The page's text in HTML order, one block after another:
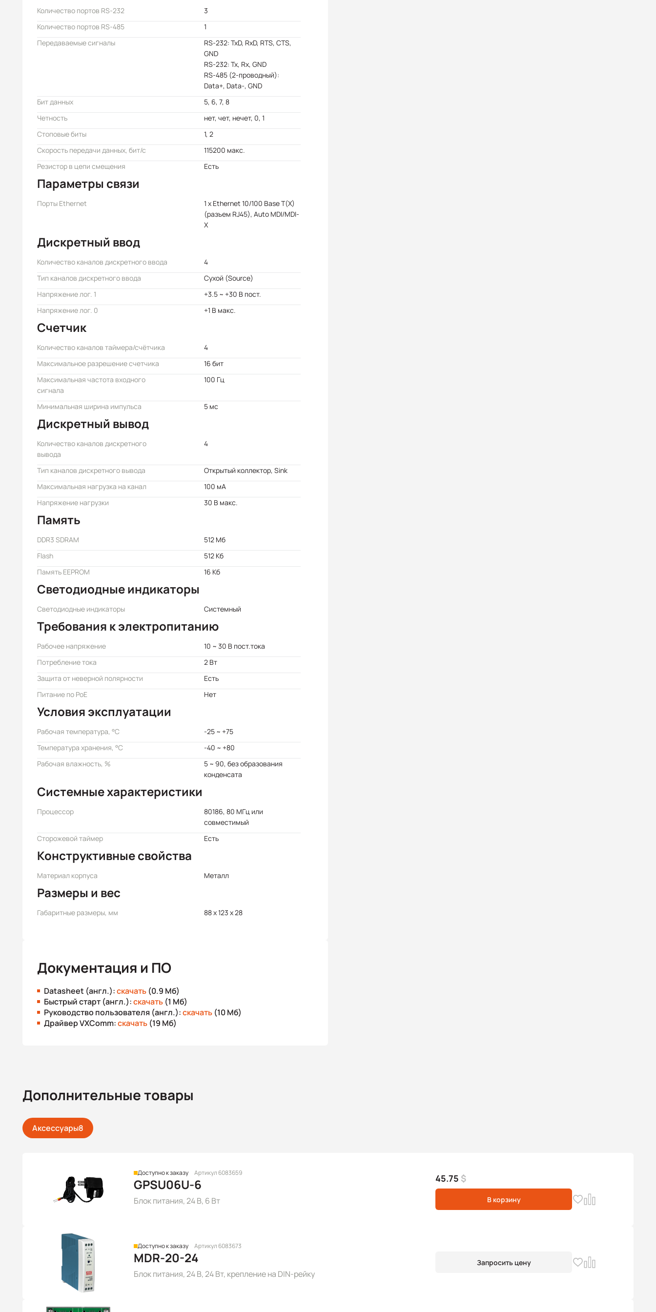
Количество портов RS-232
3
Количество портов RS-485
1
Передаваемые сигналы
RS-232: TxD, RxD, RTS, CTS,
GND
RS-232: Tx, Rx, GND
RS-485 (2-проводный):
Data+, Data-, GND
Бит данных
5, 6, 7, 8
Четность
нет, чет, нечет, 0, 1
Стоповые биты
1, 2
Скорость передачи данных, бит/с
115200 макс.
Резистор в цепи смещения
Есть
Параметры связи
Порты Ethernet
1 x Ethernet 10/100 Base T(X)
(разъем RJ45), Auto MDI/MDI-
X
Дискретный ввод
Количество каналов дискретного ввода
4
Тип каналов дискретного ввода
Сухой (Source)
Напряжение лог. 1
+3.5 ~ +30 В пост.
Напряжение лог. 0
+1 В макс.
Счетчик
Количество каналов таймера/счётчика
4
Максимальное разрешение счетчика
16 бит
Максимальная частота входного
сигнала
100 Гц
Минимальная ширина импульса 5 мс
Дискретный вывод
Количество каналов дискретного
вывода
4
Тип каналов дискретного вывода
Открытый коллектор, Sink
Максимальная нагрузка на канал
100 мА
Напряжение нагрузки
30 В макс.
Память
DDR3 SDRAM
512 Мб
Flash
512 Кб
Память EEPROM
16 Кб
Светодиодные индикаторы
Светодиодные индикаторы Системный
Требования к электропитанию
Рабочее напряжение
10 ~ 30 В пост.тока
Потребление тока
2 Вт
Защита от неверной полярности
Есть
Питание по PoE
Нет
Условия эксплуатации
Рабочая температура, °C
-25 ~ +75
Температура хранения, °C
-40 ~ +80
Рабочая влажность, %
5 ~ 90, без образования
конденсата
Системные характеристики
Процессор
80186, 80 МГц или
совместимый
Сторожевой таймер
Есть
Конструктивные свойства
Материал корпуса Металл
Размеры и вес
Габаритные размеры, мм 88 x 123 x 28
Документация и ПО
Datasheet (англ.):скачать (0.9 Мб)
Быстрый старт (англ.):скачать (1 Мб)
Руководство пользователя (англ.):скачать (10 Мб)
Драйвер VXComm:скачать (19 Мб)
Дополнительные товары
Аксессуары8
Доступно к заказу Артикул 6083659
GPSU06U-6
Блок питания, 24 В, 6 Вт
45.75 $
В корзину
Доступно к заказу Артикул 6083673
MDR-20-24
Блок питания, 24 В, 24 Вт, крепление на DIN-рейку
Запросить цену